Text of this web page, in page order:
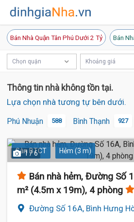
Bán Nhà Quận Tân Phú Dưới 2 Tỷ Bán
Chọn quận Khoảng giá
Thông tin nhà không tồn tại.
Lựa chọn nhà tương tự bên dưới.
Phú Nhuận 588 Bình Thạnh 927
Sàn BTCT Hẻm (3 m)
1 / 6
Bán nhà hẻm, Đường Số
m² (4.5m x 19m), 4 phòng
Đường Số 16A, Bình Hưng